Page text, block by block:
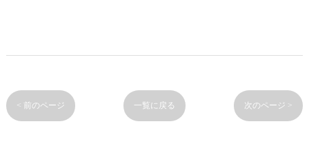
< 前のページ 一覧に戻る 次のページ >